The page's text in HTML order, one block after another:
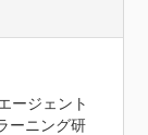
ージェント
ーニング研